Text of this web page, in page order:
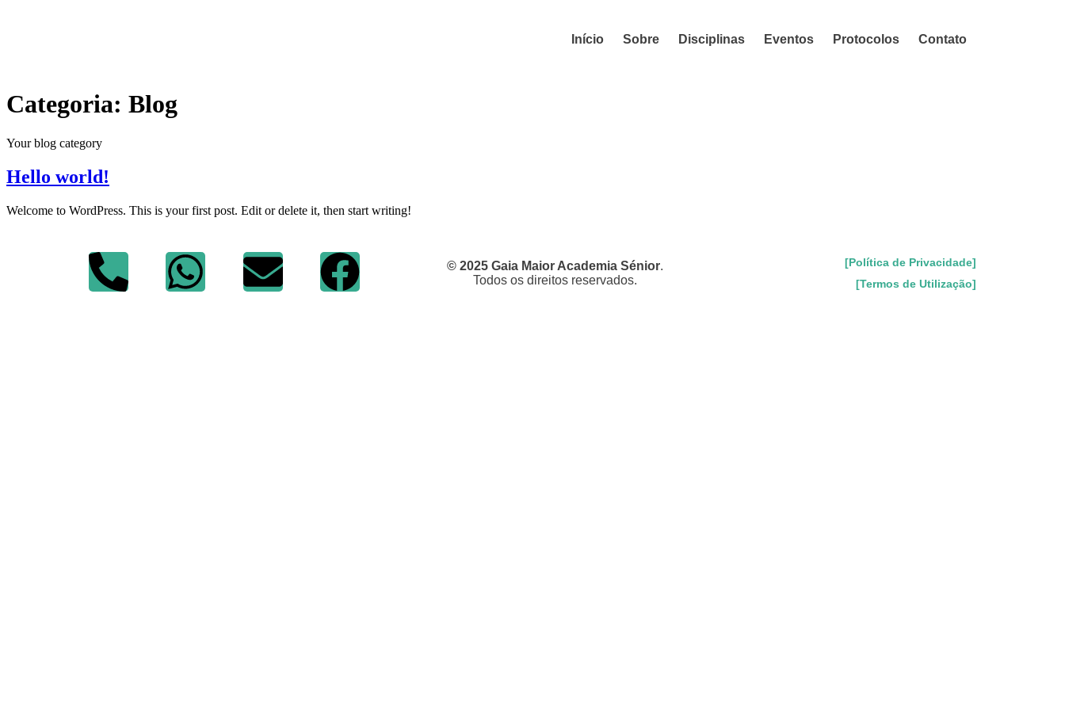
Início Sobre Disciplinas Eventos Protocolos Contato
Categoria: Blog
Your blog category
Hello world!
Welcome to WordPress. This is your first post. Edit or delete it, then start writing!
© 2025 Gaia Maior Academia Sénior.
Todos os direitos reservados.
[Política de Privacidade]
[Termos de Utilização]